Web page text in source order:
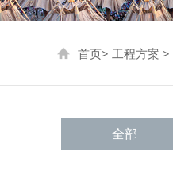
首页> 工程方案 >
全部